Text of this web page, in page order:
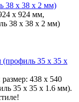
38 х 38 х 2 мм)
х 924 мм,
38 х 38 х 2 мм)
35 х 35 х
438 х 540
35 х 35 х 1.6 мм).